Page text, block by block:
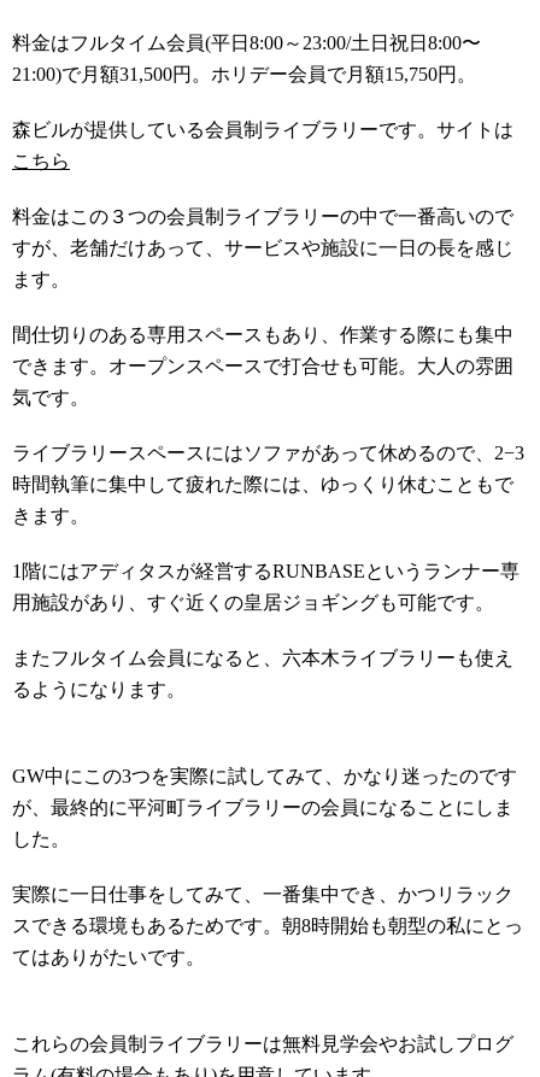
料金はフルタイム会員(平日8:00～23:00/土日祝日8:00〜
21:00)で月額31,500円。ホリデー会員で月額15,750円。
森ビルが提供している会員制ライブラリーです。サイトは
こちら
料金はこの３つの会員制ライブラリーの中で一番高いので
すが、老舗だけあって、サービスや施設に一日の長を感じ
ます。
間仕切りのある専用スペースもあり、作業する際にも集中
できます。オープンスペースで打合せも可能。大人の雰囲
気です。
ライブラリースペースにはソファがあって休めるので、2−3
時間執筆に集中して疲れた際には、ゆっくり休むこともで
きます。
1階にはアディタスが経営するRUNBASEというランナー専
用施設があり、すぐ近くの皇居ジョギングも可能です。
またフルタイム会員になると、六本木ライブラリーも使え
るようになります。
GW中にこの3つを実際に試してみて、かなり迷ったのです
が、最終的に平河町ライブラリーの会員になることにしま
した。
実際に一日仕事をしてみて、一番集中でき、かつリラック
スできる環境もあるためです。朝8時開始も朝型の私にとっ
てはありがたいです。
これらの会員制ライブラリーは無料見学会やお試しプログ